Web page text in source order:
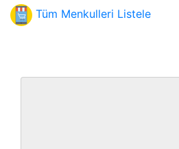
Tüm Menkulleri Listele